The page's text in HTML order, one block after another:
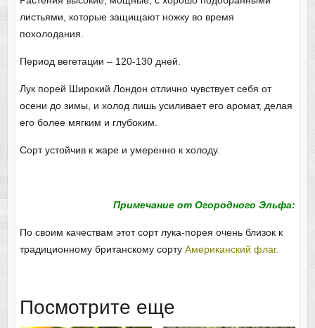
листьями, которые защищают ножку во время
похолодания.
Период вегетации – 120-130 дней.
Лук порей Широкий Лондон отлично чувствует себя от
осени до зимы, и холод лишь усиливает его аромат, делая
его более мягким и глубоким.
Сорт устойчив к жаре и умеренно к холоду.
Примечание от Огородного Эльфа:
По своим качествам этот сорт лука-порея очень близок к
традиционному британскому сорту Американский флаг.
Посмотрите еще